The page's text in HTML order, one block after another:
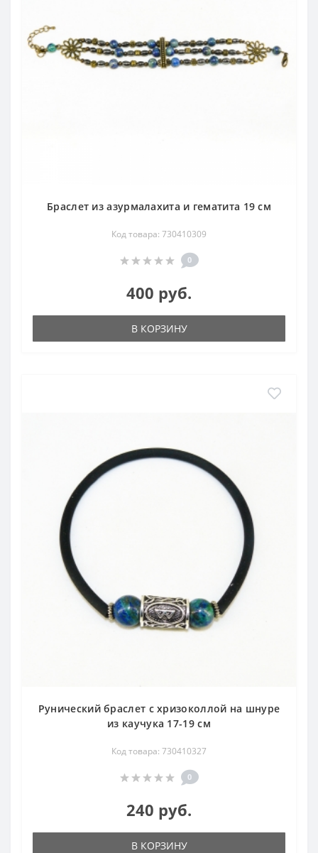
Браслет из азурмалахита и гематита 19 см
Код товара: 730410309
0
400 руб.
В КОРЗИНУ
Рунический браслет с хризоколлой на шнуре
из каучука 17-19 см
Код товара: 730410327
0
240 руб.
В КОРЗИНУ